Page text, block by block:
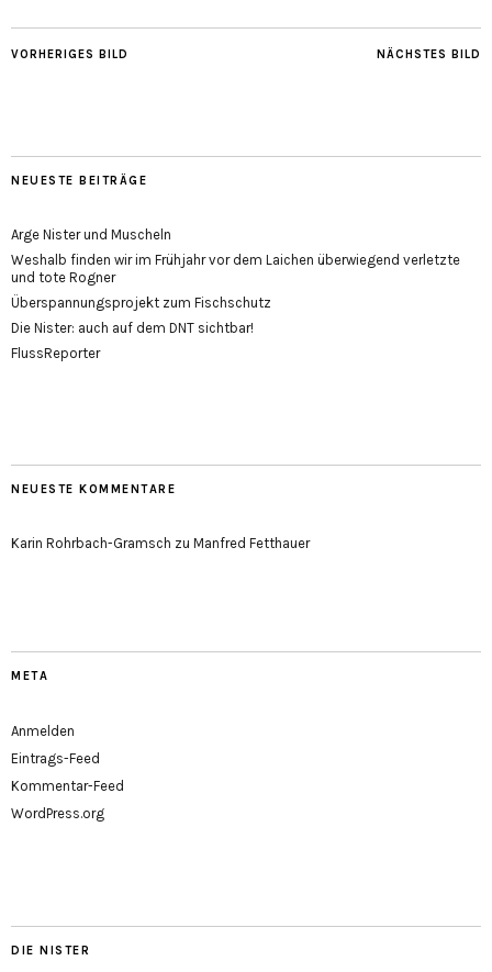
NÄCHSTES BILD
VORHERIGES BILD
NEUESTE BEITRÄGE
Arge Nister und Muscheln
Weshalb finden wir im Frühjahr vor dem Laichen überwiegend verletzte
und tote Rogner
Überspannungsprojekt zum Fischschutz
Die Nister: auch auf dem DNT sichtbar!
FlussReporter
NEUESTE KOMMENTARE
Karin Rohrbach-Gramsch zu Manfred Fetthauer
META
Anmelden
Eintrags-Feed
Kommentar-Feed
WordPress.org
DIE NISTER